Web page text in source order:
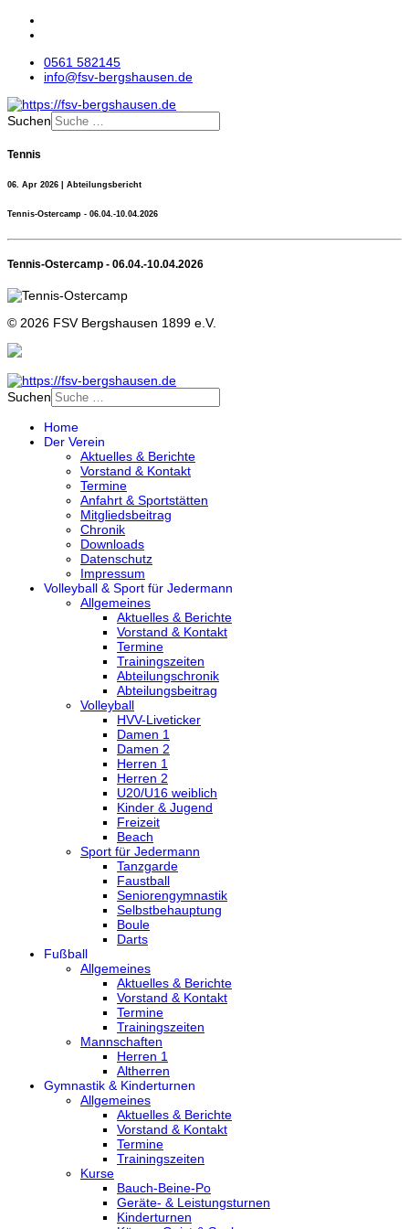
0561 582145
info@fsv-bergshausen.de
Suchen
Tennis
06. Apr 2026 | Abteilungsbericht
Tennis-Ostercamp - 06.04.-10.04.2026
Tennis-Ostercamp - 06.04.-10.04.2026
© 2026 FSV Bergshausen 1899 e.V.
Suchen
Home
Der Verein
Aktuelles & Berichte
Vorstand & Kontakt
Termine
Anfahrt & Sportstätten
Mitgliedsbeitrag
Chronik
Downloads
Datenschutz
Impressum
Volleyball & Sport für Jedermann
Allgemeines
Aktuelles & Berichte
Vorstand & Kontakt
Termine
Trainingszeiten
Abteilungschronik
Abteilungsbeitrag
Volleyball
HVV-Liveticker
Damen 1
Damen 2
Herren 1
Herren 2
U20/U16 weiblich
Kinder & Jugend
Freizeit
Beach
Sport für Jedermann
Tanzgarde
Faustball
Seniorengymnastik
Selbstbehauptung
Boule
Darts
Fußball
Allgemeines
Aktuelles & Berichte
Vorstand & Kontakt
Termine
Trainingszeiten
Mannschaften
Herren 1
Altherren
Gymnastik & Kinderturnen
Allgemeines
Aktuelles & Berichte
Vorstand & Kontakt
Termine
Trainingszeiten
Kurse
Bauch-Beine-Po
Geräte- & Leistungsturnen
Kinderturnen